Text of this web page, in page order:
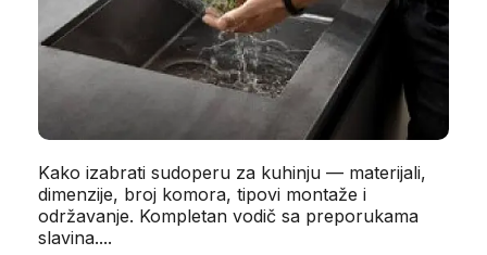
Napisao/la:
Sudopera za kuhinju — materijali, dimenzije i
tipovi 2026
24.04.2026
Kako izabrati sudoperu za kuhinju — materijali,
dimenzije, broj komora, tipovi montaže i
održavanje. Kompletan vodič sa preporukama
slavina....